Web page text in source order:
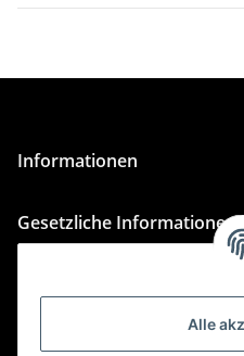
Alle
Informationen
Gesetzliche Informationen
Für Custom Anfragen